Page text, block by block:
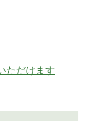
ただけます